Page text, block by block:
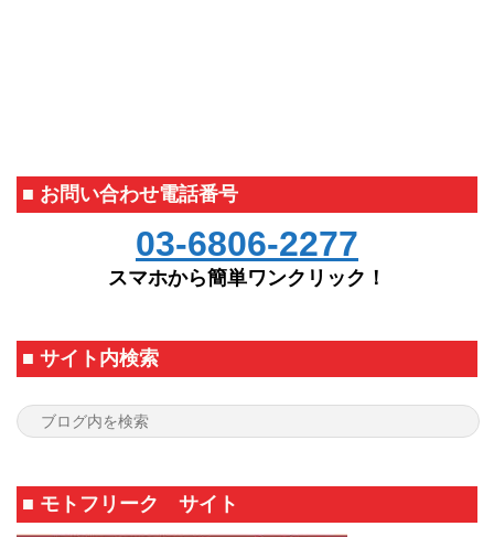
■ お問い合わせ電話番号
03-6806-2277
スマホから簡単ワンクリック！
■ サイト内検索
■ モトフリーク サイト